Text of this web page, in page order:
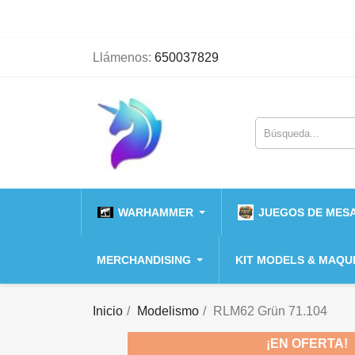
Llámenos: 650037829
WARHAMMER JUEGOS DE
MERCHANDISING KIT MODELS &
Inicio Modelismo RLM62 Grün 71.104
¡EN OFERTA!